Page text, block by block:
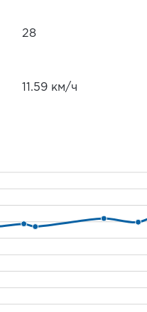
28
11.59 км/ч